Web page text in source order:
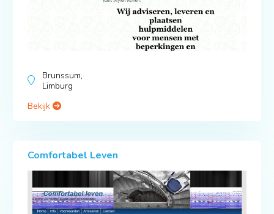
Brunssum,
Limburg
Bekijk
Comfortabel Leven